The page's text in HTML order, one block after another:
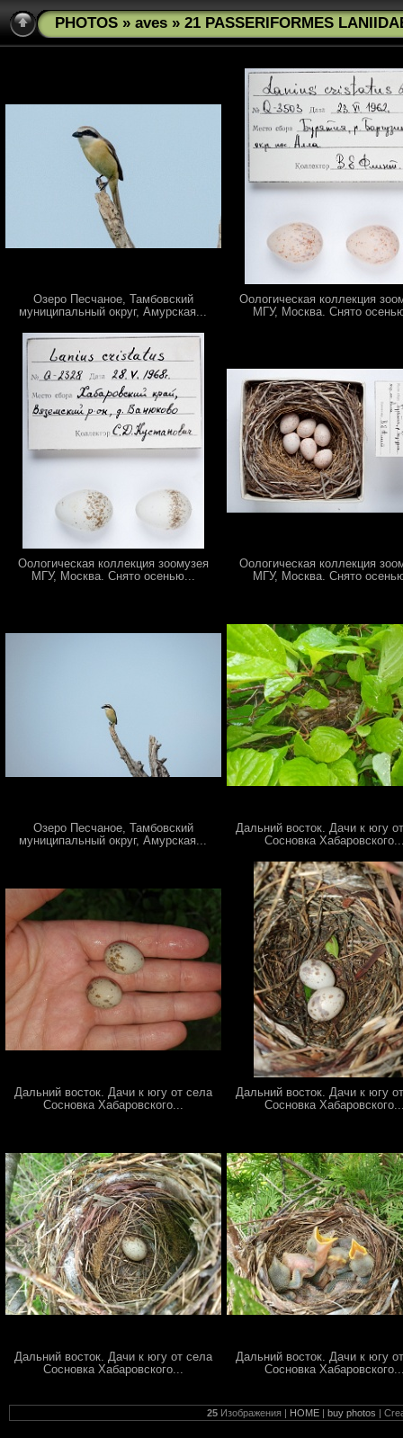
PHOTOS » aves » 21 PASSERIFORMES
Озеро Песчаное, Тамбовский
муниципальный округ, Амурская...
Оологическая коллекция
МГУ, Москва. Снято
Оологическая коллекция зоомузея
МГУ, Москва. Снято осенью...
Оологическая коллекция
МГУ, Москва. Снято
Озеро Песчаное, Тамбовский
муниципальный округ, Амурская...
Дальний восток. Дачи к югу
Сосновка
Дальний восток. Дачи к югу от села
Сосновка Хабаровского...
Дальний восток. Дачи к югу
Сосновка
Дальний восток. Дачи к югу от села
Сосновка Хабаровского...
Дальний восток. Дачи к югу
Сосновка
25 Изображения | HOME | buy photos |